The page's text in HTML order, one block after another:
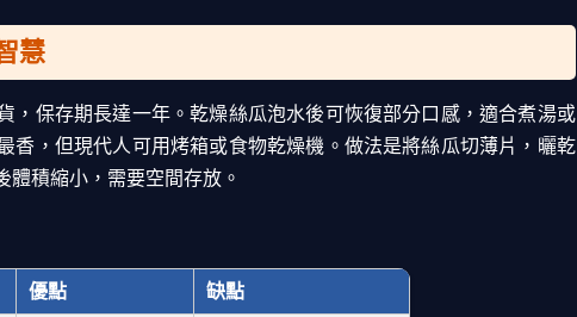
慧
，保存期長達一年。乾燥絲瓜泡水後可恢復部分口感，適合煮湯或
香，但現代人可用烤箱或食物乾燥機。做法是將絲瓜切薄片，曬乾
積縮小，需要空間存放。
優點
缺點